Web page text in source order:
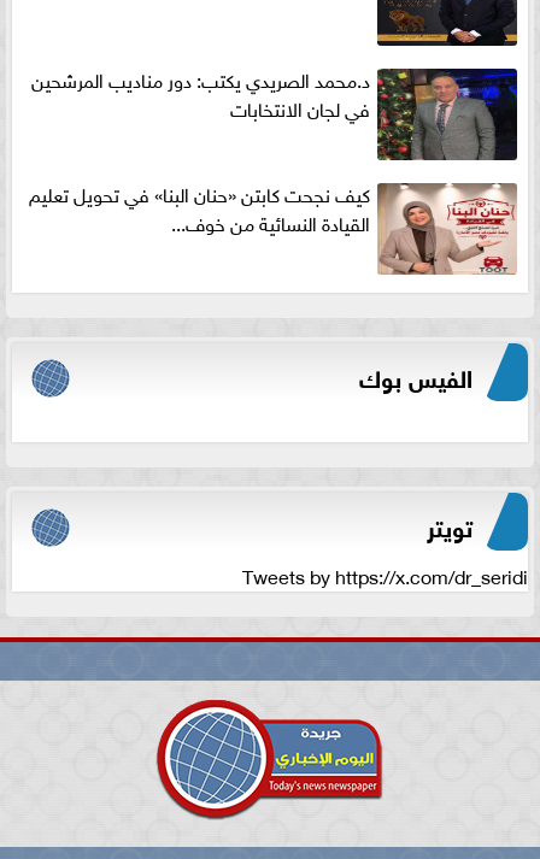
د.محمد الصريدي يكتب: دور مناديب المرشحين
في لجان الانتخابات
كيف نجحت كابتن «حنان البنا» في تحويل تعليم
القيادة النسائية من خوف...
الفيس بوك
تويتر
Tweets by https://x.com/dr_seridi